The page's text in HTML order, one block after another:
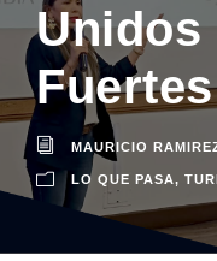
Unidos
Fuertes
MAURICIO
LO QUE PASA,